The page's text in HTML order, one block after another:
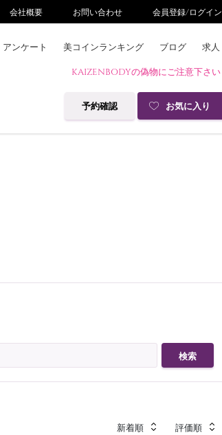
会社概要 お問い合わせ 会員登録/ログイン
アンケート 美コインランキング ブログ 求人
KAIZENBODYの偽物にご注意下さい
予約確認 お気に入り
検索
新着順 評価順